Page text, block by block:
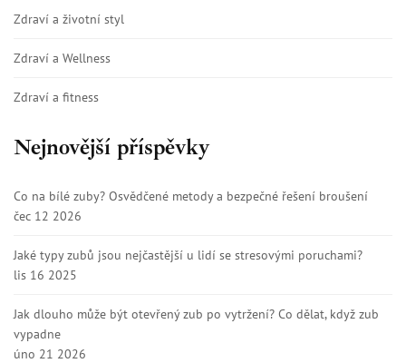
Zdraví a životní styl
Zdraví a Wellness
Zdraví a fitness
Nejnovější příspěvky
Co na bílé zuby? Osvědčené metody a bezpečné řešení broušení
čec 12 2026
Jaké typy zubů jsou nejčastější u lidí se stresovými poruchami?
lis 16 2025
Jak dlouho může být otevřený zub po vytržení? Co dělat, když zub
vypadne
úno 21 2026